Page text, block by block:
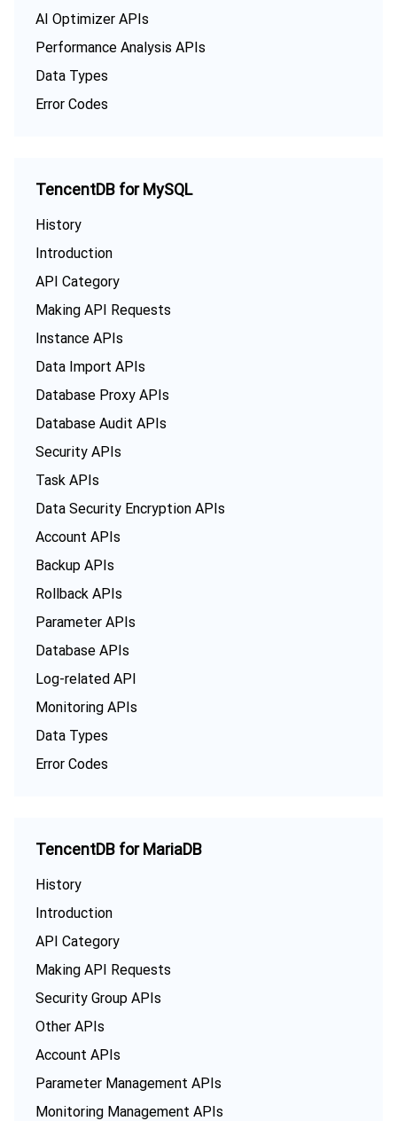
AI Optimizer APIs
Performance Analysis APIs
Data Types
Error Codes
TencentDB for MySQL
History
Introduction
API Category
Making API Requests
Instance APIs
Data Import APIs
Database Proxy APIs
Database Audit APIs
Security APIs
Task APIs
Data Security Encryption APIs
Account APIs
Backup APIs
Rollback APIs
Parameter APIs
Database APIs
Log-related API
Monitoring APIs
Data Types
Error Codes
TencentDB for MariaDB
History
Introduction
API Category
Making API Requests
Security Group APIs
Other APIs
Account APIs
Parameter Management APIs
Monitoring Management APIs